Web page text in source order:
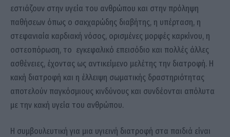
εστιάζουν στην υγεία του ανθρώπου και στην πρόληψη
παθήσεων όπως ο σακχαρώδης διαβήτης, η υπέρταση, η
στεφανιαία καρδιακή νόσος, ορισμένες μορφές καρκίνου, η
οστεοπόρωση, το εγκεφαλικό επεισόδιο και πολλές άλλες
ασθένειες, έχοντας ως αντικείμενο μελέτης την διατροφή. Η
κακή διατροφή και η έλλειψη σωματικής δραστηριότητας
αποτελούν παγκόσμιους κινδύνους και συνδέονται απόλυτα
με την κακή υγεία του ανθρώπου.
Η συμβουλευτική για μια υγιεινή διατροφή στα παιδιά είναι